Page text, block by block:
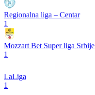
Regionalna liga – Centar
1
Mozzart Bet Super liga Srbije
1
LaLiga
1